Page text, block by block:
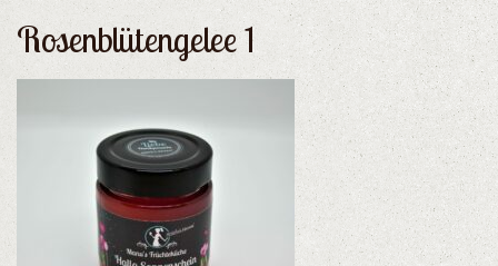
Rosenblütengelee 1